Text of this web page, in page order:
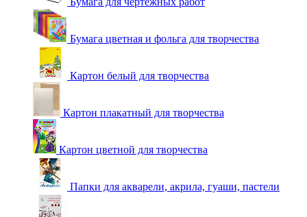
Бумага цветная и фольга для творчества
Картон белый для творчества
Картон плакатный для творчества
Картон цветной для творчества
Папки для акварели, акрила, гуаши, пастели